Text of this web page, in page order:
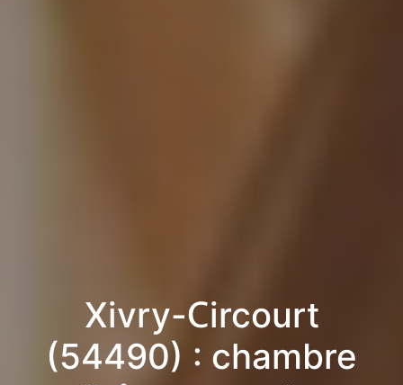
Xivry-Circourt
(54490) : chambre